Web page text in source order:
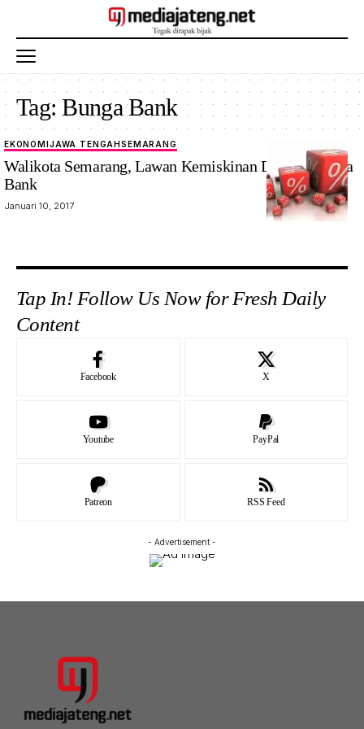
Tag:Bunga Bank
EKONOMIJAWA TENGAHSEMARANG
Walikota Semarang, Lawan Kemiskinan Dengan Bunga
Bank
Januari 10, 2017
Tap In! Follow Us Now for Fresh Daily
Content
Facebook X
Youtube PayPal
Patreon RSS Feed
- Advertisement -